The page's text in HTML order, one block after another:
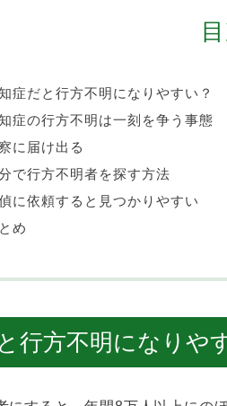
症だと行方不明になりやすい？
症の行方不明は一刻を争う事態
に届け出る
で行方不明者を探す方法
に依頼すると見つかりやすい
め
行方不明になりや